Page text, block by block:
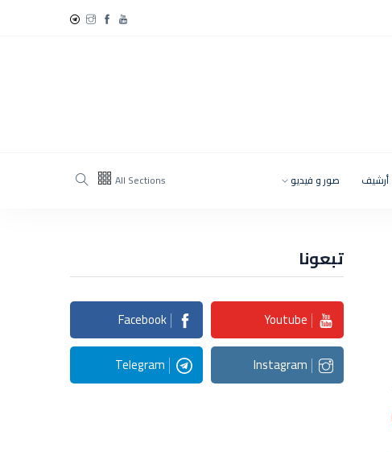
All Sections أرشيف صور و فيديو
تبعونا
Youtube
Facebook
Instagram
Telegram